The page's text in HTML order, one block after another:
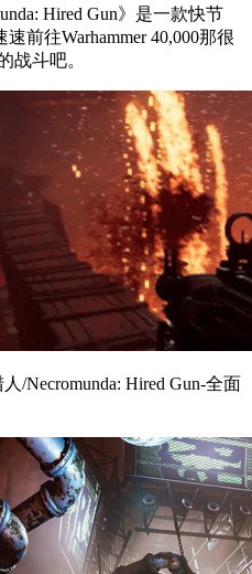
Hired Gun》是一款快节
前往Warhammer 40,000那很
战斗吧。